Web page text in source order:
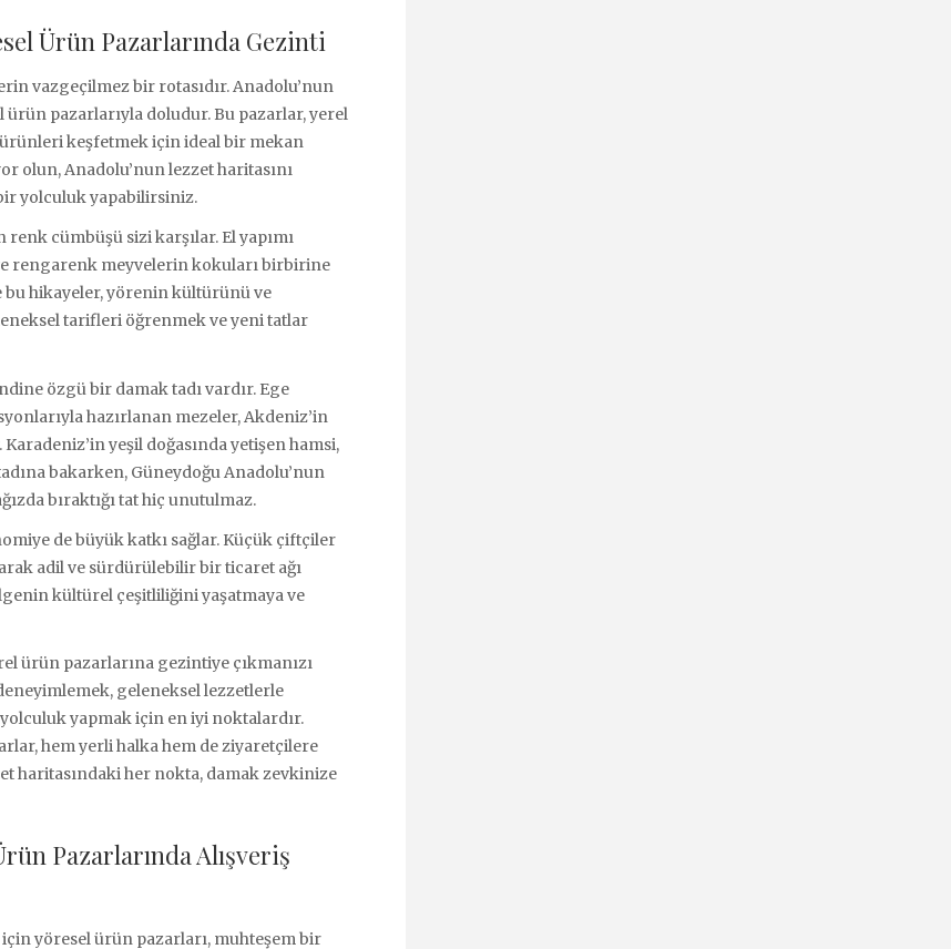
Ürün Pazarlarında Gezinti
vazgeçilmez bir rotasıdır. Anadolu’nun
pazarlarıyla doludur. Bu pazarlar, yerel
keşfetmek için ideal bir mekan
olun, Anadolu’nun lezzet haritasını
yolculuk yapabilirsiniz.
cümbüşü sizi karşılar. El yapımı
rengarenk meyvelerin kokuları birbirine
bu hikayeler, yörenin kültürünü ve
tarifleri öğrenmek ve yeni tatlar
özgü bir damak tadı vardır. Ege
hazırlanan mezeler, Akdeniz’in
yeşil doğasında yetişen hamsi,
bakarken, Güneydoğu Anadolu’nun
bıraktığı tat hiç unutulmaz.
de büyük katkı sağlar. Küçük çiftçiler
adil ve sürdürülebilir bir ticaret ağı
kültürel çeşitliliğini yaşatmaya ve
ürün pazarlarına gezintiye çıkmanızı
geleneksel lezzetlerle
yapmak için en iyi noktalardır.
hem yerli halka hem de ziyaretçilere
haritasındaki her nokta, damak zevkinize
Pazarlarında Alışveriş
yöresel ürün pazarları, muhteşem bir